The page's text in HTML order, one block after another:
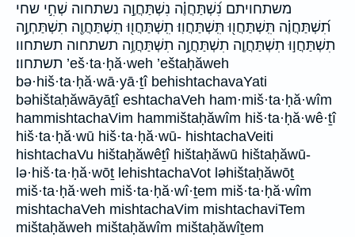
משתחויתם נִ֝שְׁתַּחֲוֶ֗ה נִשְׁתַּחֲוֶ֣ה נשתחוה שְׁחִ֣י שחי
תִ֝שְׁתַּחֲוֶ֗ה תִּֽשְׁתַּחֲו֖וּ תִּֽשְׁתַּחֲוֽוּ׃ תִֽשְׁתַּחֲו֖וּ תִֽשְׁתַּחֲוֶ֖ה תִשְׁתַּחְוֶ֥֣ה
תִשְׁתַּחֲו֣וּ תִשְׁתַּחֲוֶ֤ה תִשְׁתַּחֲוֶ֥֣ה תִשְׁתַּחֲוֶ֥ה תשתחוה תשתחוו
תשתחוו׃ ’eš·ta·ḥă·weh ’eštaḥăweh
bə·hiš·ta·ḥă·wā·yā·ṯî behishtachavaYati
bəhištaḥăwāyāṯî eshtachaVeh ham·miš·ta·ḥă·wîm
hammishtachaVim hammištaḥăwîm hiš·ta·ḥă·wê·ṯî
hiš·ta·ḥă·wū hiš·ta·ḥă·wū- hishtachaVeiti
hishtachaVu hištaḥăwêṯî hištaḥăwū hištaḥăwū-
lə·hiš·ta·ḥă·wōṯ lehishtachaVot ləhištaḥăwōṯ
miš·ta·ḥă·weh miš·ta·ḥă·wî·ṯem miš·ta·ḥă·wîm
mishtachaVeh mishtachaVim mishtachaviTem
mištaḥăweh mištaḥăwîm mištaḥăwîṯem